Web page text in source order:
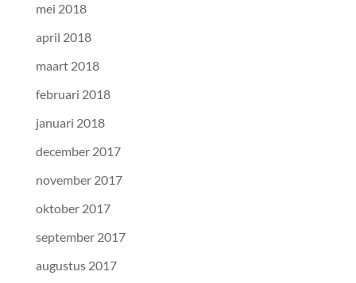
mei 2018
april 2018
maart 2018
februari 2018
januari 2018
december 2017
november 2017
oktober 2017
september 2017
augustus 2017